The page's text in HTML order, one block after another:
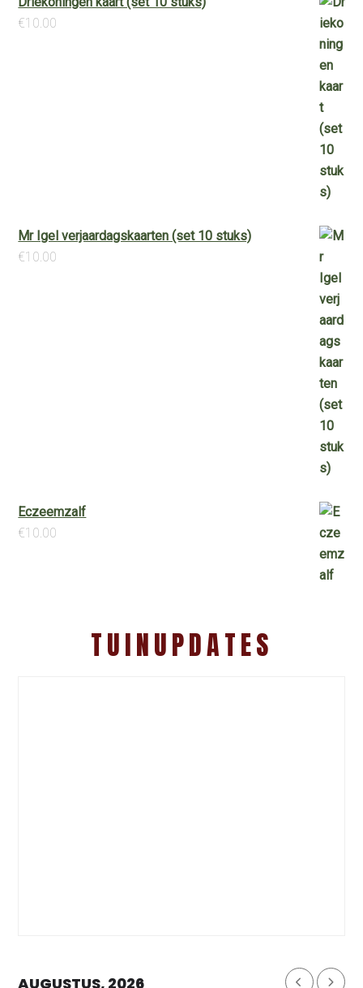
€10.00
Mr Igel verjaardagskaarten (set 10 stuks)
€10.00
Eczeemzalf
€10.00
TUINUPDATES
AUGUSTUS, 2026